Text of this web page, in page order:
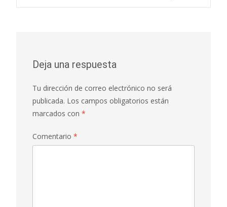
entradas
Deja una respuesta
Tu dirección de correo electrónico no será
publicada. Los campos obligatorios están
marcados con *
Comentario *